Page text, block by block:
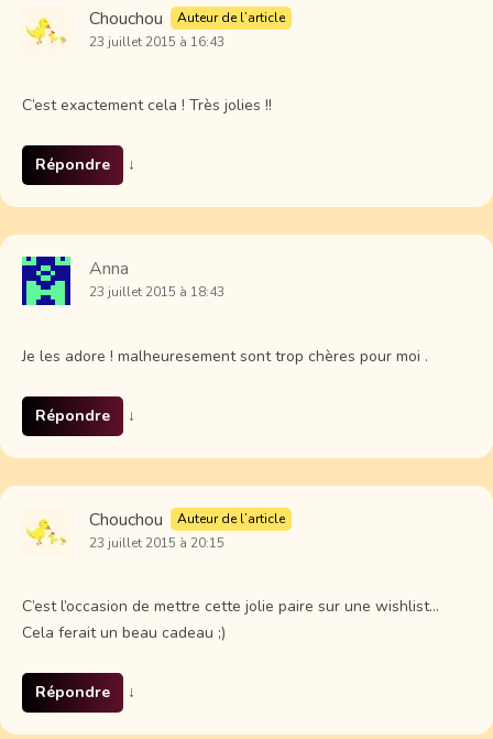
Chouchou
Auteur de l’article
23 juillet 2015 à 16:43
C’est exactement cela ! Très jolies !!
Répondre ↓
Anna
23 juillet 2015 à 18:43
Je les adore ! malheuresement sont trop chères pour moi .
Répondre ↓
Chouchou
Auteur de l’article
23 juillet 2015 à 20:15
C’est l’occasion de mettre cette jolie paire sur une wishlist…
Cela ferait un beau cadeau ;)
Répondre ↓